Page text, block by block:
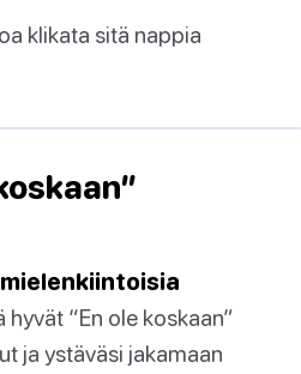
klikata sitä nappia
hyvät “En ole koskaan”
ja ystäväsi jakamaan